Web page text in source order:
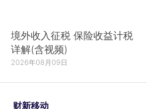
境外收入征税 保险收益计税
详解(含视频)
2026年08月09日
财新移动